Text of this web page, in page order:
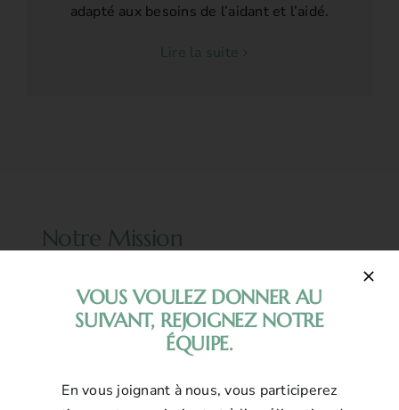
adapté aux besoins de l’aidant et l’aidé.
Lire la suite
Notre Mission
Argenteuil est une entreprise d’économie
sociale à but non lucratif qui depuis sa création
en 2010, a deux missions complémentaires et
domicile et de contribuer à la qualité de vie de
VOUS VOULEZ DONNER AU
SUIVANT, REJOIGNEZ NOTRE
ÉQUIPE.
En vous joignant à nous, vous participerez